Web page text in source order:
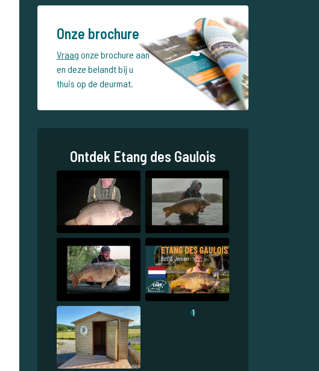
Onze brochure
Vraag onze brochure aan
en deze belandt bij u
thuis op de deurmat.
Ontdek Etang des Gaulois
1